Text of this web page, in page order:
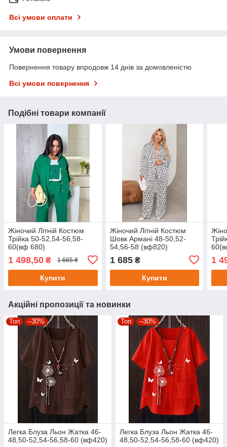
Всі умови оплати
Умови повернення
Повернення товару впродовж 14 днів за домовленістю
Всі умови повернення
Подібні товари компанії
Жіночий Літній Костюм
Трійка 50-52,54-56,58-
60(вф 680)
1 498,50 ₴ 1 665 ₴
Купити
Жіночий Літній Костюм
Шовк Армані 48-50,52-
54,56-58 (вф820)
1 685₴
Купити
1
Акційні пропозиції та новинки
Топ –30%
Легка Блуза Льон Жатка 46-
48,50-52,54-56,58-60 (вф420)
Топ –30%
Легка Блуза Льон Жатка 46-
48,50-52,54-56,58-60 (вф420)